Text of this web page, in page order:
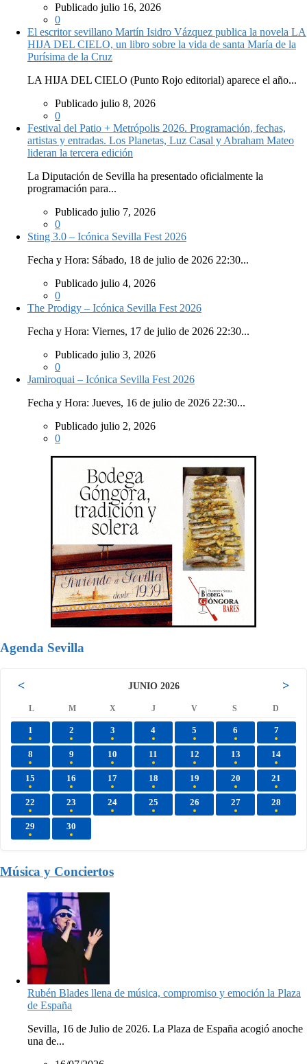
Publicado julio 16, 2026
0
El escritor sevillano Martín Isidro Vázquez publica la novela LA
HIJA DEL CIELO, un libro sobre la vida de santa María de la
Purísima de la Cruz
LA HIJA DEL CIELO (Punto Rojo editorial) aparece el año...
Publicado julio 8, 2026
0
Festival del Patio + Metrópolis 2026. Programación, fechas,
artistas y entradas. Los Planetas, Luz Casal y Abraham Mateo
lideran la tercera edición
La Diputación de Sevilla ha presentado oficialmente la
programación para...
Publicado julio 7, 2026
0
Sting 3.0 – Icónica Sevilla Fest 2026
Fecha y Hora: Sábado, 18 de julio de 2026 22:30...
Publicado julio 4, 2026
0
The Prodigy – Icónica Sevilla Fest 2026
Fecha y Hora: Viernes, 17 de julio de 2026 22:30...
Publicado julio 3, 2026
0
Jamiroquai – Icónica Sevilla Fest 2026
Fecha y Hora: Jueves, 16 de julio de 2026 22:30...
Publicado julio 2, 2026
0
Agenda Sevilla
< JUNIO 2026 >
L M X J V S D
1 2 3 4 5 6 7
8 9 10 11 12 13 14
15 16 17 18 19 20 21
22 23 24 25 26 27 28
29 30
Música y Conciertos
Rubén Blades llena de música, compromiso y emoción la Plaza
de España
Sevilla, 16 de Julio de 2026. La Plaza de España acogió anoche
una de...